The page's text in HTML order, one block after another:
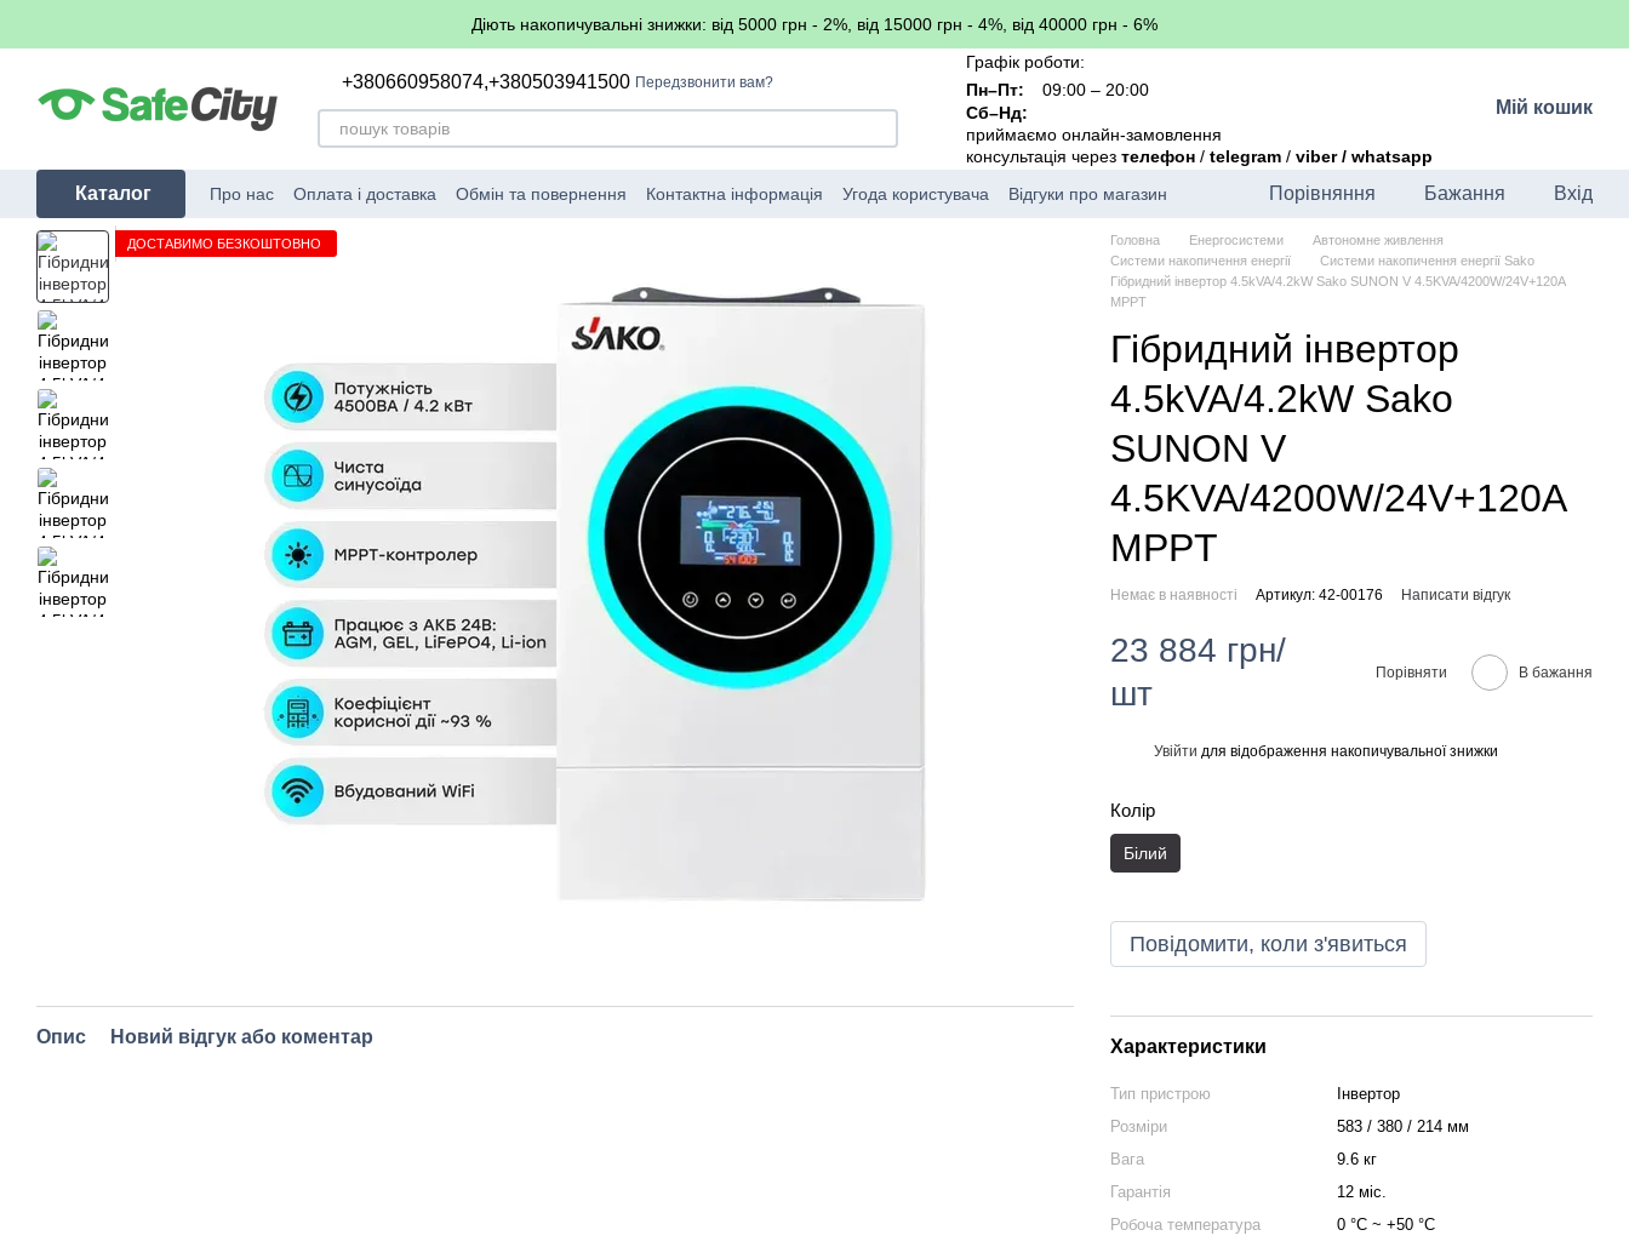
Діють накопичувальні знижки: від 5000 грн - 2%, від 15000 грн - 4%, від 40000 грн - 6%
+380660958074,+380503941500 Передзвонити вам?
Графік роботи:
Пн–Пт:
09:00 – 20:00
Сб–Нд:
приймаємо онлайн-замовлення
консультація черезтелефон /telegram /viber / whatsapp
Мій кошик
Каталог Про нас Оплата і доставка Обмін та повернення Контактна інформація Угода користувача Відгуки про магазин Порівняння Бажання Вхід
Головна Енергосистеми
Автономне живлення
Системи накопичення енергії
Системи накопичення енергії Sako
Гібридний інвертор 4.5kVA/4.2kW Sako SUNON V 4.5KVA/4200W/24V+120A
MPPT
Гібридний інвертор
4.5kVA/4.2kW Sako
SUNON V
4.5KVA/4200W/24V+120A
MPPT
Немає в наявності Артикул: 42-00176 Написати відгук
23 884 грн/
шт
Порівняти В бажання
Увійти для відображення накопичувальної знижки
Колір
Білий
Повідомити, коли з'явиться
Характеристики
Тип пристрою
Інвертор
Розміри
583 / 380 / 214 мм
Вага
9.6 кг
Гарантія
12 міс.
Робоча температура
0 °C ~ +50 °C
ДОСТАВИМО БЕЗКОШТОВНО
Опис Новий відгук або коментар